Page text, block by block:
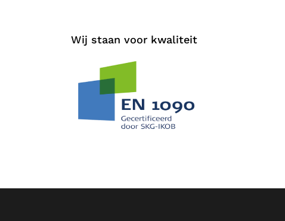
Wij staan voor kwaliteit